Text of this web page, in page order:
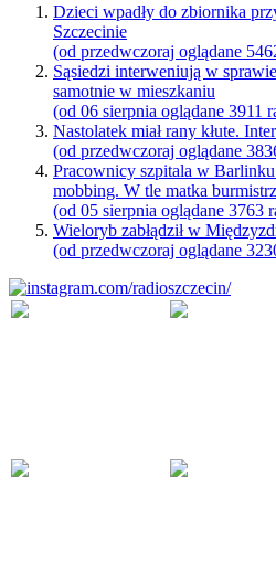
Dzieci wpadły do zbiornika
Szczecinie
(od przedwczoraj oglądane
Sąsiedzi interweniują w
samotnie w mieszkaniu
(od 06 sierpnia oglądane 3911
Nastolatek miał rany kłute.
(od przedwczoraj oglądane
Pracownicy szpitala w
mobbing. W tle matka
(od 05 sierpnia oglądane 3763
Wieloryb zabłądził w
(od przedwczoraj oglądane